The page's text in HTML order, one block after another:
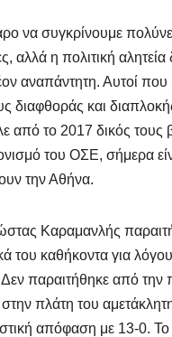
να συγκρίνουμε
αλλά η πολιτική
αναπάντητη. Αυτοί
διαφθοράς και
από το 2017 δικός τους
του ΟΣΕ, σήμερα
την Αθήνα.
Καραμανλής
του καθήκοντα για
Δεν παραιτήθηκε από την
πλάτη του
απόφαση με 13-0. Το